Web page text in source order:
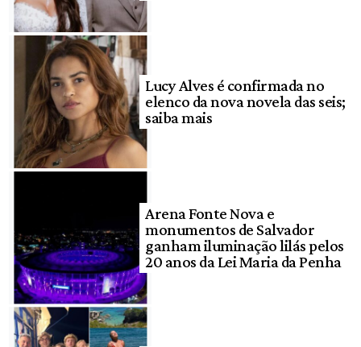
Lucy Alves é confirmada no
elenco da nova novela das seis;
saiba mais
Arena Fonte Nova e
monumentos de Salvador
ganham iluminação lilás pelos
20 anos da Lei Maria da Penha